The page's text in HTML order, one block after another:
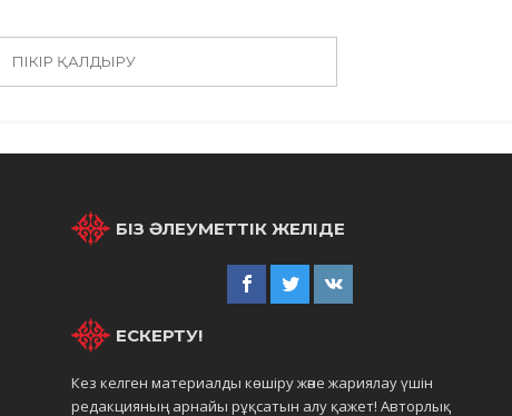
ПІКІР ҚАЛДЫРУ
БІЗ ӘЛЕУМЕТТІК ЖЕЛІДЕ
ЕСКЕРТУ!
Кез келген материалды көшіру және жариялау үшін
редакцияның арнайы рұқсатын алу қажет! Авторлық